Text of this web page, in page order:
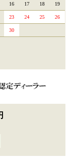
16 17 18 19
23 24 25 26
30